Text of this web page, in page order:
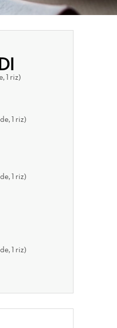
1 riz)
1 riz)
1 riz)
1 riz)